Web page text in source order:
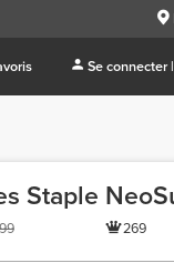
Se connecter
Staple
269